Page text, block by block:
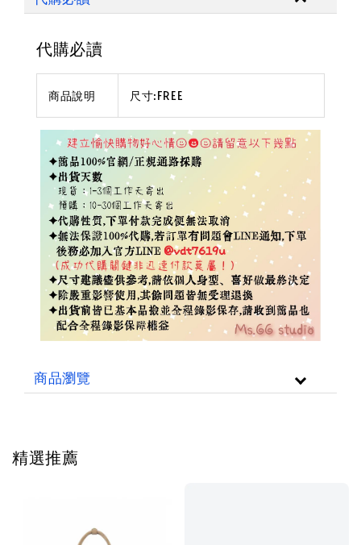
代購必讀
商品說明 尺寸:FREE
商品瀏覽
精選推薦